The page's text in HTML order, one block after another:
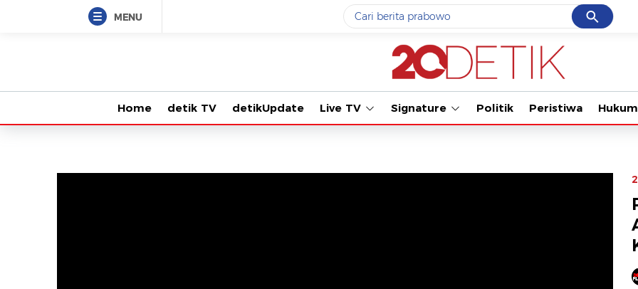
MENU Cancel
Yang sedang ramai dicari
data live draw sgp
#3prabowo
#5gempa hari ini
Tonton
Home detik TV detikUpdate Live TV Signature Politik Peristiwa Hukum